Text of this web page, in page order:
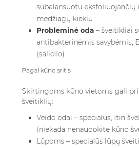
subalansuotu eksfoliuojančių
medžiagų kiekiu
Probleminė oda – šveitikliai
antibakterinėmis savybėmis,
(salicilo)
Pagal kūno sritis
Skirtingoms kūno vietoms gali
šveitiklių:
Veido odai – specialūs, itin
(niekada nenaudokite kūno
Lūpoms – specialūs lūpų